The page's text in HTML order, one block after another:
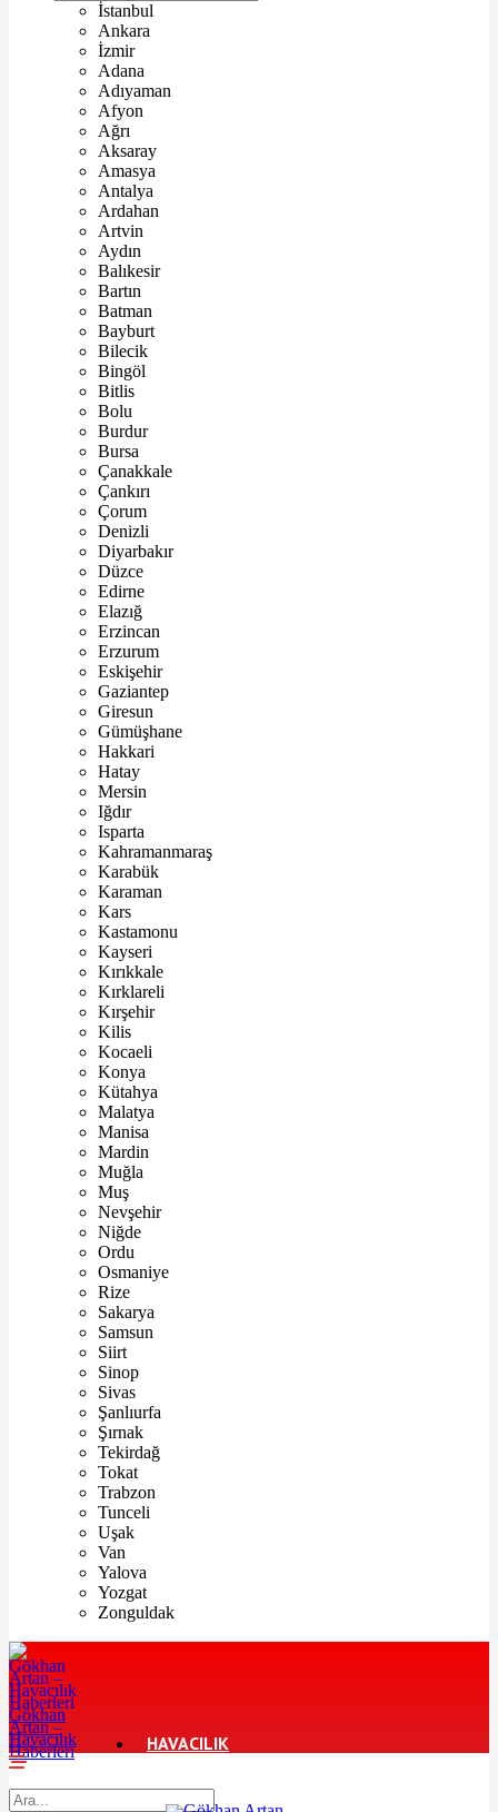
İstanbul
Ankara
İzmir
Adana
Adıyaman
Afyon
Ağrı
Aksaray
Amasya
Antalya
Ardahan
Artvin
Aydın
Balıkesir
Bartın
Batman
Bayburt
Bilecik
Bingöl
Bitlis
Bolu
Burdur
Bursa
Çanakkale
Çankırı
Çorum
Denizli
Diyarbakır
Düzce
Edirne
Elazığ
Erzincan
Erzurum
Eskişehir
Gaziantep
Giresun
Gümüşhane
Hakkari
Hatay
Mersin
Iğdır
Isparta
Kahramanmaraş
Karabük
Karaman
Kars
Kastamonu
Kayseri
Kırıkkale
Kırklareli
Kırşehir
Kilis
Kocaeli
Konya
Kütahya
Malatya
Manisa
Mardin
Muğla
Muş
Nevşehir
Niğde
Ordu
Osmaniye
Rize
Sakarya
Samsun
Siirt
Sinop
Sivas
Şanlıurfa
Şırnak
Tekirdağ
Tokat
Trabzon
Tunceli
Uşak
Van
Yalova
Yozgat
Zonguldak
Gökhan
Artan –
Havacılık
Haberleri HAVACILIK
TURIZM